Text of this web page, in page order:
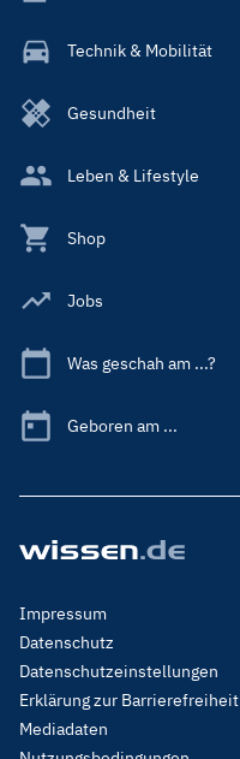
Technik & Mobilität
Gesundheit
Leben & Lifestyle
Shop
Jobs
Was geschah am ...?
Geboren am ...
Footer
Menu
Legal
Impressum
Datenschutz
Datenschutzeinstellungen
Erklärung zur Barrierefreiheit
Mediadaten